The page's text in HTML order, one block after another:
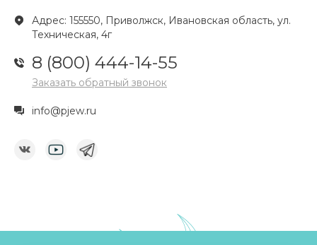
Адрес: 155550, Приволжск, Ивановская область, ул.
Техническая, 4г
8 (800) 444-14-55
Заказать обратный звонок
info@pjew.ru